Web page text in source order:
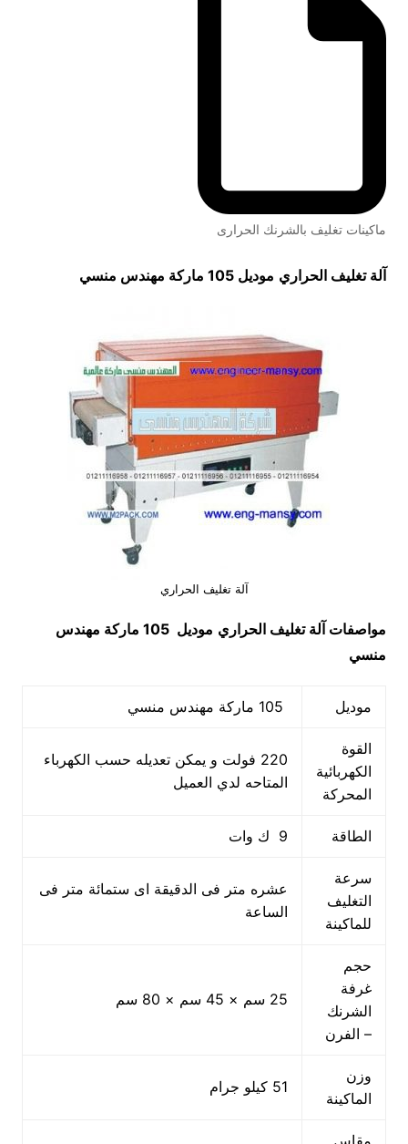
ماكينات تغليف بالشرنك الحرارى
آلة تغليف الحراري موديل 105 ماركة مهندس منسي
آلة تغليف الحراري
مواصفات آلة تغليف الحراري موديل 105 ماركة مهندس
منسي
موديل
القوة
الكهربائية
المحركة
220 فولت و يمكن تعديله حسب الكهرباء
المتاحه لدي العميل
الطاقة 9 ك وات
سرعة
التغليف
للماكينة
عشره متر فى الدقيقة اى ستمائة متر فى
الساعة
حجم
غرفة
الشرنك
– الفرن
25 سم × 45 سم × 80 سم
وزن
الماكينة
51 كيلو جرام
مقاس